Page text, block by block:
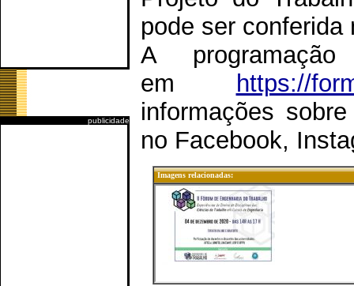
publicidade
pode ser conferida
A
em
https://
informações
no Facebook,
Imagens relacionadas: